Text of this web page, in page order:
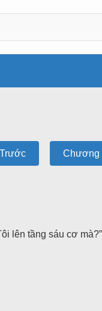
Chương
lên tầng sáu cơ mà?”